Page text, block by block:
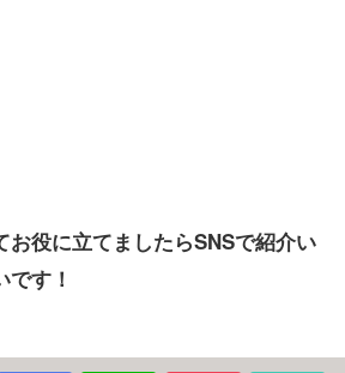
役に立てましたらSNSで紹介い
す！